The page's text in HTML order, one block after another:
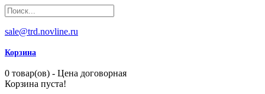
sale@trd.novline.ru
Корзина
0 товар(ов) - Цена договорная
Корзина пуста!